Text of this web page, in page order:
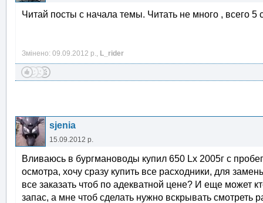
Читай посты с начала темы. Читать не много , всего 5
Змінено: 09.09.2012 р., L_rider
sjenia
15.09.2012 р.
Вливаюсь в бургмановоды купил 650 Lx 2005г с
осмотра, хочу сразу купить все расходники, для
все заказать чтоб по адекватной цене? И еще может
запас, а мне чтоб сделать нужно вскрывать смотреть